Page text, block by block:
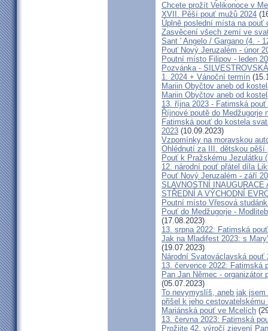
Chcete prožít Velikonoce v
XVII. Pěší pouť mužů 2024
Úplně poslední místa na pouť
Zasvěcení všech zemí ve
Sant ' Angelo / Gargano (4. -
Pouť Nový Jeruzalém - únor
Poutní místo Filipov - leden
Pozvánka -
1. 2024 + Vánoční termín
Mariin Obyčtov aneb od
Mariin Obyčtov aneb od
13. října 2023 - Fatimská
Říjnové poutě do Medžugorje
Fatimská pouť do kostela
2023 (10.09.2023)
Vzpomínky na moravskou
Ohlédnutí za III. dětskou pěší
Pouť k Pražskému Jezulátku
12. národní pouť přátel díla
Pouť Nový Jeruzalém - září
SLAVNOSTNÍ
STŘEDNÍ A VÝCHODNÍ
Poutní místo Vřesová
Pouť do Medžugorje -
(17.08.2023)
13. srpna 2022: Fatimská
Jak na Mladifest 2023: s
(19.07.2023)
Národní Svatováclavská pouť
13. července 2022: Fatimská
Pan Jan Němec -
(05.07.2023)
To nevymyslíš, aneb jak
přišel k jeho cestovatelskému
Mariánská pouť ve Mcelích
13. června 2023: Fatimská
Prožijte 42. výročí zjevení